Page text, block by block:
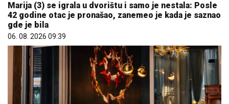
Marija (3) se igrala u dvorištu i samo je nestala: Posle
42 godine otac je pronašao, zanemeo je kada je saznao
gde je bila
06. 08. 2026 09:39